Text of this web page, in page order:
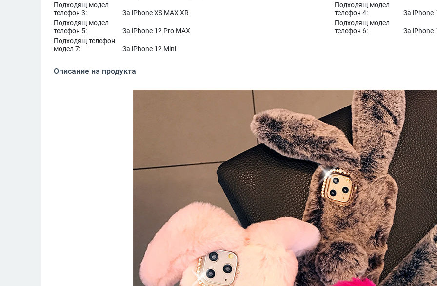
Подходящ модел
телефон 3:
За iPhone XS MAX XR
Подходящ модел
телефон 4:
За iPhone
Подходящ модел
телефон 5:
За iPhone 12 Pro MAX
Подходящ модел
телефон 6:
За iPhone
Подходящ телефон
модел 7:
За iPhone 12 Mini
Описание на продукта